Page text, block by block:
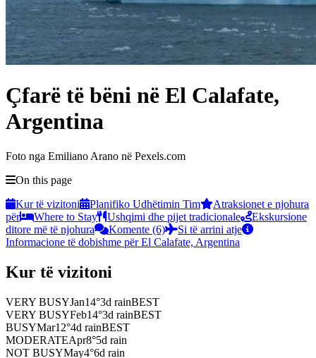
Çfarë të bëni në El Calafate,
Argentina
Foto nga Emiliano Arano në Pexels.com
On this page
Kur të vizitoni
Planifiko Udhëtimin Tim
Atraksionet e njohura
për
Where to Stay Ushqimi dhe pijet tradicionale
Ekskursione
ditore më të njohura
Komente (6)
Si të arrini atje
Informacione të dobishme për El Calafate, Argentina
Kur të vizitoni
VERY BUSYJan14°3d rainBEST
VERY BUSYFeb14°3d rainBEST
BUSYMar12°4d rainBEST
MODERATEApr8°5d rain
NOT BUSYMay4°6d rain